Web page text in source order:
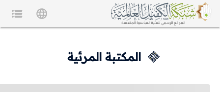
المكتبة المرئية